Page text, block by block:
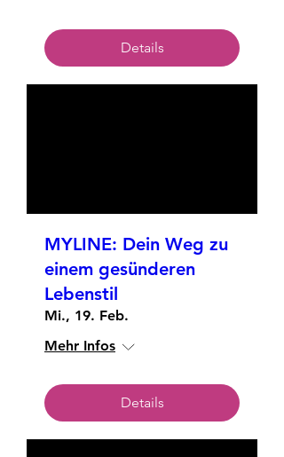
Details
MYLINE: Dein Weg zu
einem gesünderen
Lebenstil
Mi., 19. Feb.
Mehr Infos
Details